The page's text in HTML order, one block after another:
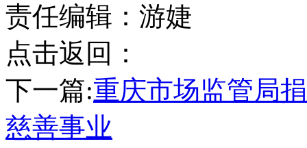
责任编辑：游婕
点击返回：
下一篇:重庆市场监管局
慈善事业